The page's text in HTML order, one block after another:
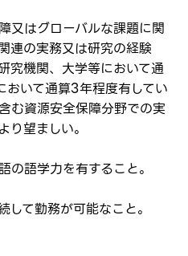
又はグローバルな課題に関
連の実務又は研究の経験
究機関、大学等において通
いて通算3年程度有してい
む資源安全保障分野での実
望ましい。
の語学力を有すること。
て勤務が可能なこと。